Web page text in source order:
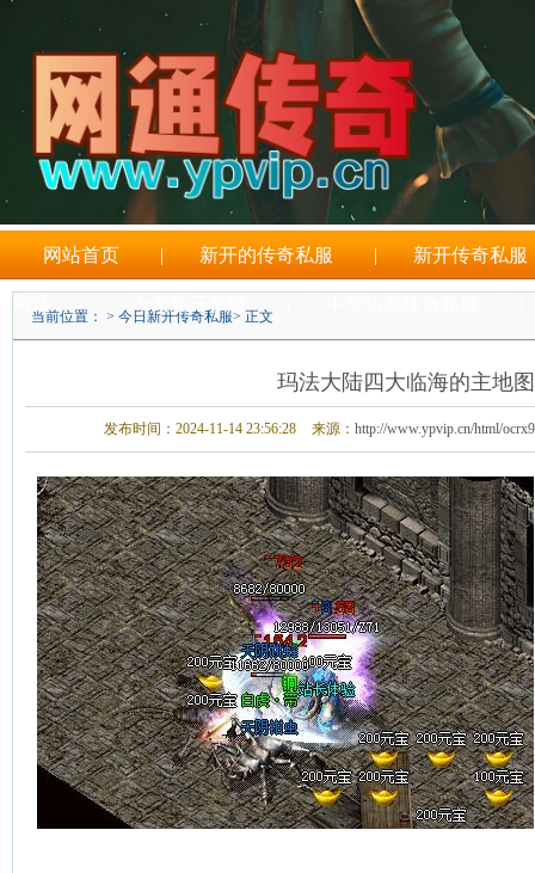
网站首页 | 新开的传奇私服 | 新开传奇私服
当前位置： > 今日新开传奇私服> 正文
玛法大陆四大临海的主地图
发布时间：2024-11-14 23:56:28 来源： http://www.ypvip.cn/html/